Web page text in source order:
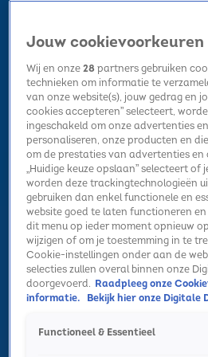
Home Radio luisteren Hitlijsten Acties
Volg Sky Radio
Zoeken
HomeRadio luisterenActies Alle
Jouw cookievoorkeuren
Wij en onze28partners gebruiken
technieken om informatie te
van onze website(s), jouw gedrag en
cookies accepteren” selecteert,
ingeschakeld om onze advertenties
personaliseren, onze producten en
om de prestaties van advertenties en
„Huidige keuze opslaan” selecteert
worden deze trackingtechnologieën
gebruiken dan enkel functionele en
website goed te laten functioneren
dit menu op ieder moment opnieuw
wijzigen of om je toestemming in te
Cookie-instellingen onder aan de
selecties zullen overal binnen onze
doorgevoerd. Raadpleeg onze
informatie.
Bekijk hier onze Digitale
Functioneel & Essentieel